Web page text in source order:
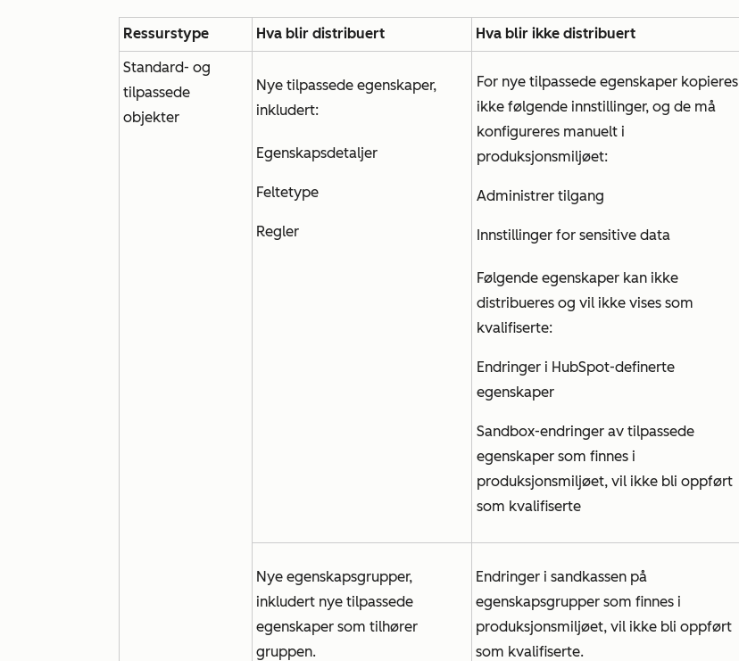
Ressurstype Hva blir distribuert
Hva blir ikke distribuert
Standard- og
tilpassede
objekter
Nye tilpassede egenskaper,
inkludert:
Egenskapsdetaljer
Feltetype
Regler
For nye tilpassede egenskaper kopieres
ikke følgende innstillinger, og de må
konfigureres manuelt i
produksjonsmiljøet:
Administrer tilgang
Innstillinger for sensitive data
Følgende egenskaper kan ikke
distribueres og vil ikke vises som
kvalifiserte:
Endringer i HubSpot-definerte
egenskaper
Sandbox-endringer av tilpassede
egenskaper som finnes i
produksjonsmiljøet, vil ikke bli oppført
som kvalifiserte
Nye egenskapsgrupper,
inkludert nye tilpassede
egenskaper som tilhører
gruppen.
Endringer i sandkassen på
egenskapsgrupper som finnes i
produksjonsmiljøet, vil ikke bli oppført
som kvalifiserte.